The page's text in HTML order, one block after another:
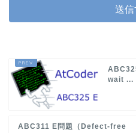
wait ...
ABC311 E問題（Defect-free